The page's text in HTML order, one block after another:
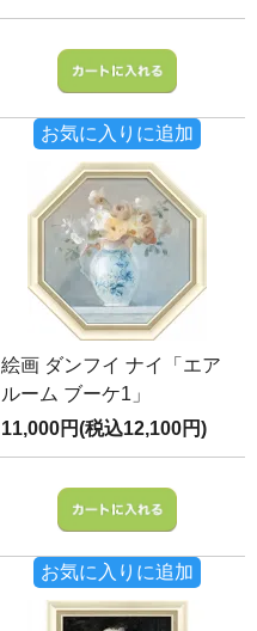
お気に入りに追加
絵画 ダンフイ ナイ「エア
ルーム ブーケ1」
11,000円(税込12,100円)
お気に入りに追加